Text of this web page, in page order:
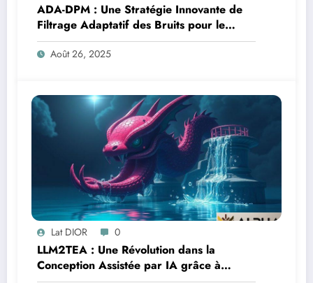
ADA-DPM : Une Stratégie Innovante de
Filtrage Adaptatif des Bruits pour le
SLAM
Août 26, 2025
Lat DIOR 0
LLM2TEA : Une Révolution dans la
Conception Assistée par IA grâce à